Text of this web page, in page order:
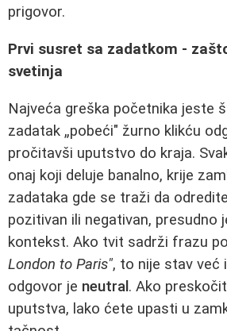
prigovor.
Prvi susret sa zadatkom -
svetinja
Najveća greška početnika jeste
zadatak „pobeći" žurno klikću
pročitavši uputstvo do kraja.
onaj koji deluje banalno, krije
zadataka gde se traži da
pozitivan ili negativan, presudno
kontekst. Ako tvit sadrži frazu
London to Paris", to nije stav već
odgovor je neutral. Ako
uputstva, lako ćete upasti u